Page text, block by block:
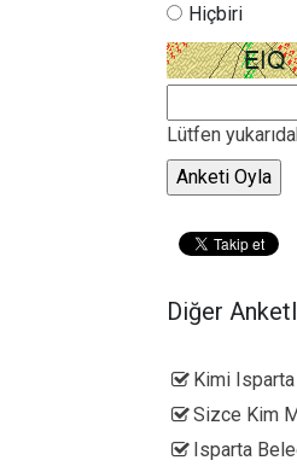
Hiçbiri
Lütfen
Diğer
Kimi
Sizce Kim
Isparta